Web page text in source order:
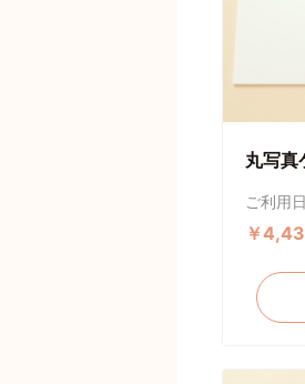
丸写真
ご利用
￥